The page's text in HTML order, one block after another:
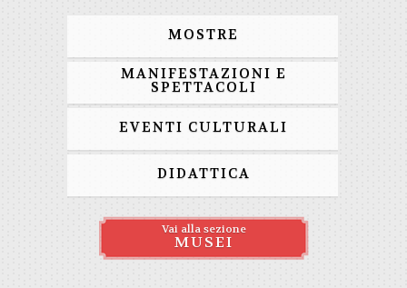
MOSTRE
MANIFESTAZIONI E
SPETTACOLI
EVENTI CULTURALI
DIDATTICA
Vai alla sezione
MUSEI